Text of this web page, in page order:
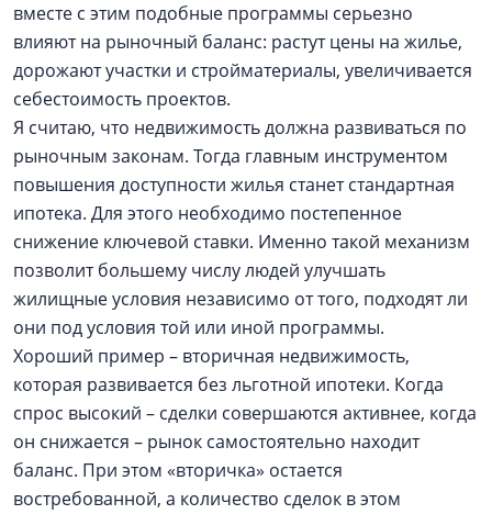
вместе с этим подобные программы серьезно
влияют на рыночный баланс: растут цены на жилье,
дорожают участки и стройматериалы, увеличивается
себестоимость проектов.
Я считаю, что недвижимость должна развиваться по
рыночным законам. Тогда главным инструментом
повышения доступности жилья станет стандартная
ипотека. Для этого необходимо постепенное
снижение ключевой ставки. Именно такой механизм
позволит большему числу людей улучшать
жилищные условия независимо от того, подходят ли
они под условия той или иной программы.
Хороший пример – вторичная недвижимость,
которая развивается без льготной ипотеки. Когда
спрос высокий – сделки совершаются активнее, когда
он снижается – рынок самостоятельно находит
баланс. При этом «вторичка» остается
востребованной, а количество сделок в этом